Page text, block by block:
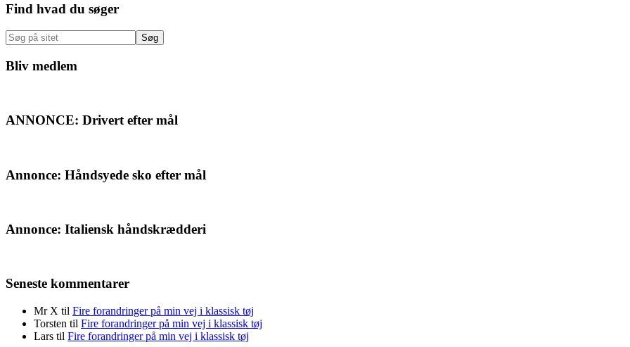
Primær
Sidebar
Find hvad du søger
Søg
på
sitet
Bliv medlem
ANNONCE: Drivert efter mål
Annonce: Håndsyede sko efter mål
Annonce: Italiensk håndskrædderi
Seneste kommentarer
Mr X til Fire forandringer på min vej i klassisk tøj
Torsten til Fire forandringer på min vej i klassisk tøj
Lars til Fire forandringer på min vej i klassisk tøj